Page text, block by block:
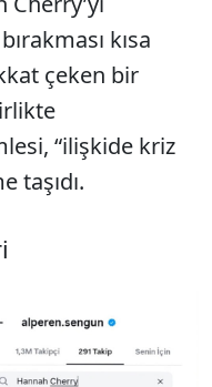
kısa
çeken bir
“ilişkide kriz
taşıdı.